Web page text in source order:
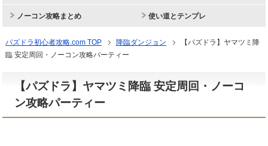
ノーコン攻略まとめ 使い道とテンプレ
パズドラ初心者攻略.com TOP 降臨ダンジョン
【パズドラ】ヤマツミ降
臨 安定周回・ノーコン攻略パーティー
【パズドラ】ヤマツミ降臨 安定周回・ノーコ
ン攻略パーティー